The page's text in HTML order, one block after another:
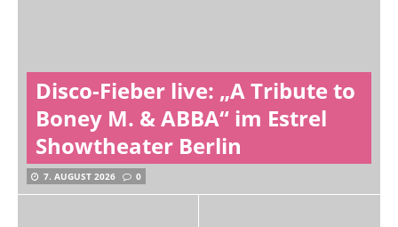
Disco-Fieber live: „A Tribute to
Boney M. & ABBA“ im Estrel
Showtheater Berlin
7. AUGUST 2026 0